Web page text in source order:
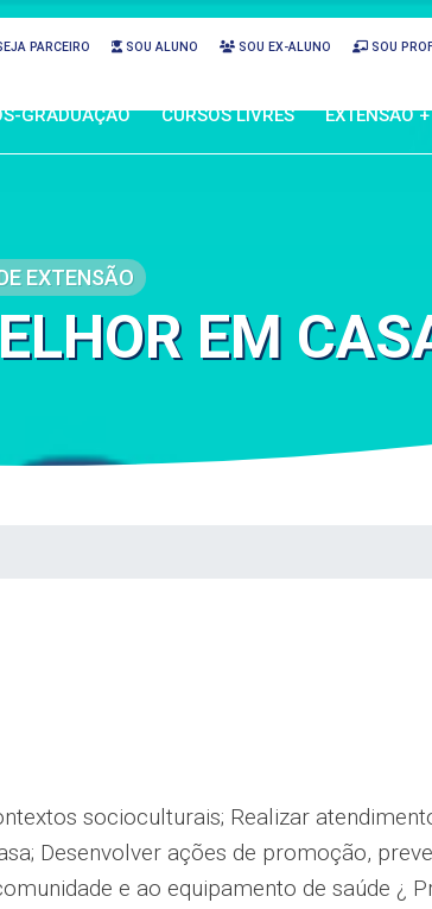
PARCEIRO SOU ALUNO SOU EX-ALUNO SOU
GRADUAÇÃO CURSOS LIVRES EXTENSÃO +
EXTENSÃO
EM
socioculturais; Realizar
Desenvolver ações de promoção,
e ao equipamento de saúde ¿